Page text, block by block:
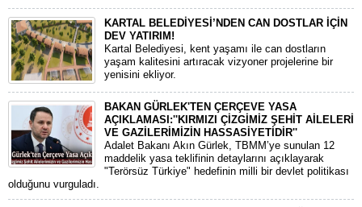
KARTAL BELEDİYESİ’NDEN CAN DOSTLAR İÇİN
DEV YATIRIM!
Kartal Belediyesi, kent yaşamı ile can dostların
yaşam kalitesini artıracak vizyoner projelerine bir
yenisini ekliyor.
BAKAN GÜRLEK'TEN ÇERÇEVE YASA
AÇIKLAMASI:''KIRMIZI ÇİZGİMİZ ŞEHİT AİLELERİ
VE GAZİLERİMİZİN HASSASİYETİDİR''
Adalet Bakanı Akın Gürlek, TBMM’ye sunulan 12
maddelik yasa teklifinin detaylarını açıklayarak
"Terörsüz Türkiye" hedefinin milli bir devlet politikası
olduğunu vurguladı.